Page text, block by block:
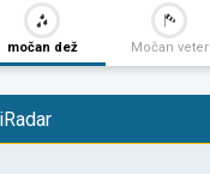
močan dež Močan veter